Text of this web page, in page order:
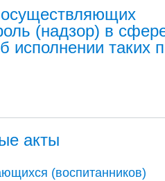
осуществляющих
(надзор) в
исполнении таких
акты
(воспитанников)